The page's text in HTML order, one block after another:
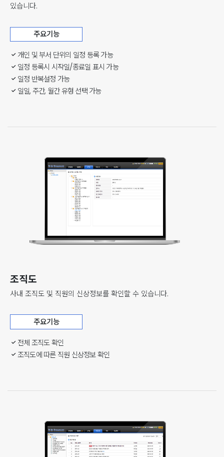
있습니다.
주요기능
개인 및 부서 단위의 일정 등록 가능
일정 등록시 시작일/종료일 표시 가능
일정 반복설정 가능
일일, 주간, 월간 유형 선택 가능
조직도
사내 조직도 및 직원의 신상정보를 확인할 수 있습니다.
주요기능
전체 조직도 확인
조직도에 따른 직원 신상정보 확인